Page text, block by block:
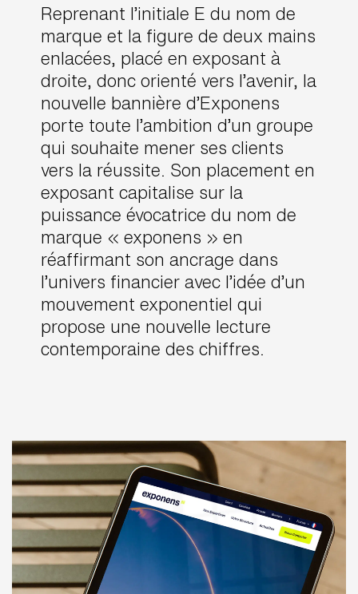
Reprenant l’initiale E du nom de
marque et la figure de deux mains
enlacées, placé en exposant à
droite, donc orienté vers l’avenir, la
nouvelle bannière d’Exponens
porte toute l’ambition d’un groupe
qui souhaite mener ses clients
vers la réussite. Son placement en
exposant capitalise sur la
puissance évocatrice du nom de
marque « exponens » en
réaffirmant son ancrage dans
l’univers financier avec l’idée d’un
mouvement exponentiel qui
propose une nouvelle lecture
contemporaine des chiffres.